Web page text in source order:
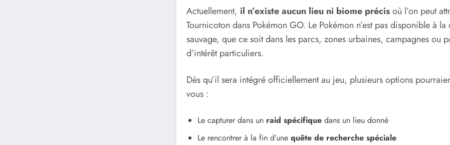
Actuellement, il n’existe aucun lieu ni biome précisoù l’on peut
Tournicoton dans Pokémon GO. Le Pokémon n’est pas disponible à la
sauvage, que ce soit dans les parcs, zones urbaines, campagnes ou
d’intérêt particuliers.
Dès qu’il sera intégré officiellement au jeu, plusieurs options
vous :
Le capturer dans un raid spécifique dans un lieu donné
Le rencontrer à la fin d’une quête de recherche spéciale